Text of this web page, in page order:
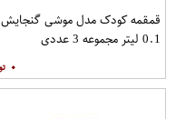
قمقمه کودک مدل موشی گنجایش
0.1 لیتر مجموعه 3 عددی
۰